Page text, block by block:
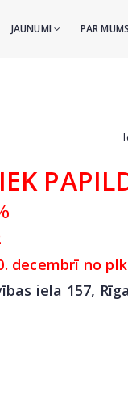
JAUNUMI PAR MUMS
decembrī no
iela 157,